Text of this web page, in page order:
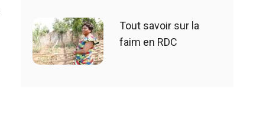
Tout savoir sur la
faim en RDC